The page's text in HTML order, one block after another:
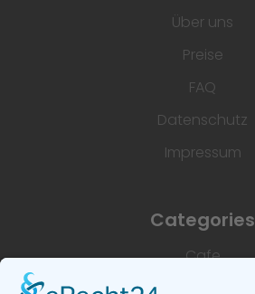
Über uns
Preise
FAQ
Datenschutz
Impressum
Categories
Cafe